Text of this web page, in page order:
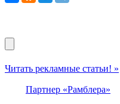
Читать рекламные статьи! »
Партнер «Рамблера»